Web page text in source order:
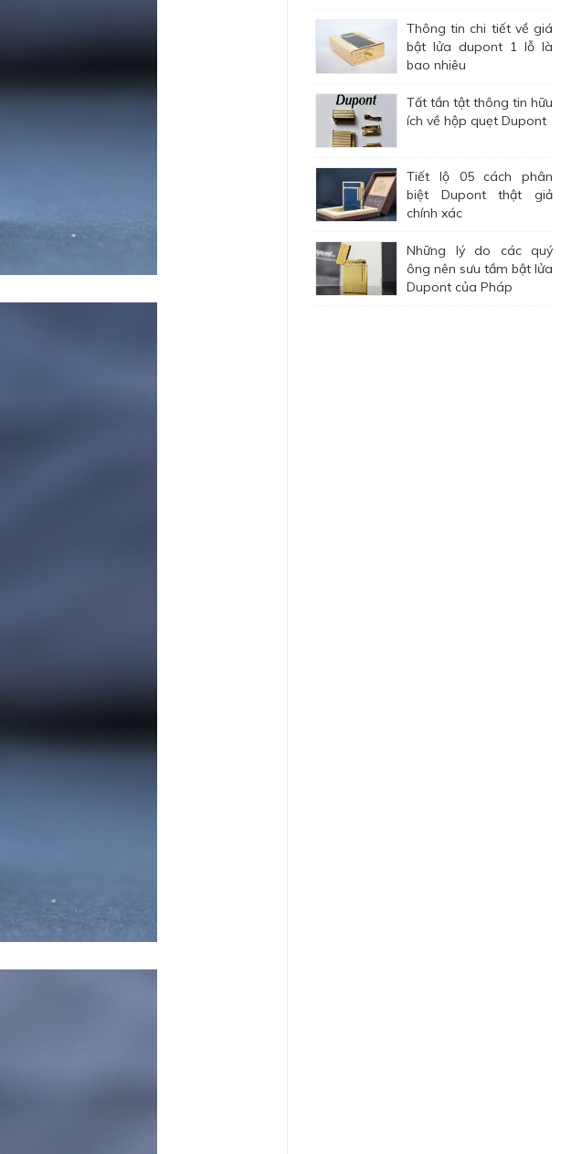
Thông tin chi tiết về giá
bật lửa dupont 1 lỗ là
bao nhiêu
Tất tần tật thông tin hữu
ích về hộp quẹt Dupont
Tiết lộ 05 cách phân
biệt Dupont thật giả
chính xác
Những lý do các quý
ông nên sưu tầm bật lửa
Dupont của Pháp